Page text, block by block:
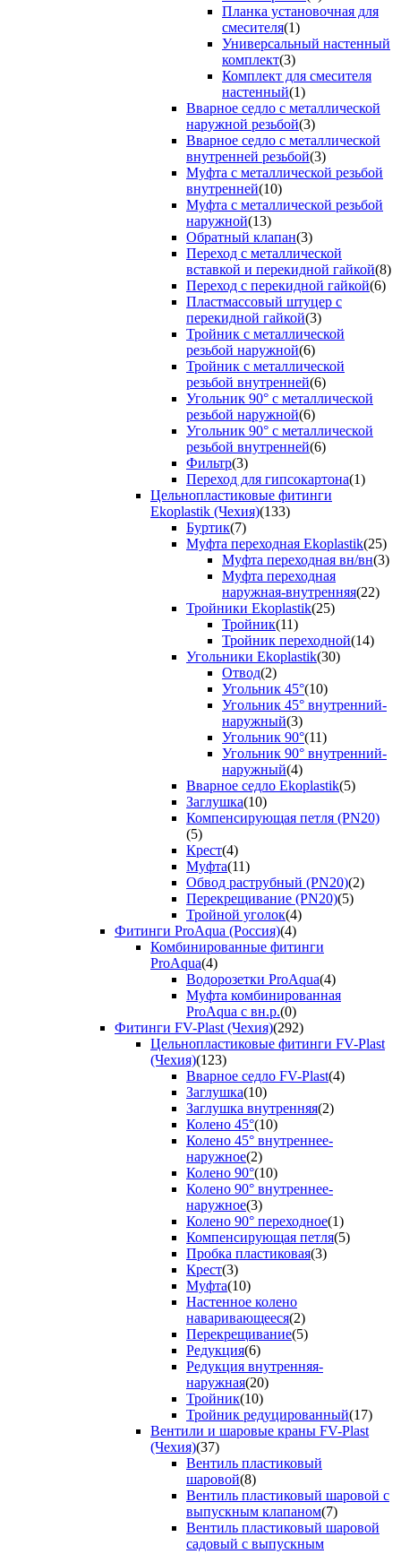
Планка установочная для
смесителя(1)
Универсальный настенный
комплект(3)
Комплект для смесителя
настенный(1)
Вварное седло с металлической
наружной резьбой(3)
Вварное седло с металлической
внутренней резьбой(3)
Муфта с металлической резьбой
внутренней(10)
Муфта с металлической резьбой
наружной(13)
Обратный клапан(3)
Переход с металлической
вставкой и перекидной гайкой(8)
Переход с перекидной гайкой(6)
Пластмассовый штуцер с
перекидной гайкой(3)
Тройник с металлической
резьбой наружной(6)
Тройник с металлической
резьбой внутренней(6)
Угольник 90° с металлической
резьбой наружной(6)
Угольник 90° с металлической
резьбой внутренней(6)
Фильтр(3)
Переход для гипсокартона(1)
Цельнопластиковые фитинги
Ekoplastik (Чехия)(133)
Буртик(7)
Муфта переходная Ekoplastik(25)
Муфта переходная вн/вн(3)
Муфта переходная
наружная-внутренняя(22)
Тройники Ekoplastik(25)
Тройник(11)
Тройник переходной(14)
Угольники Ekoplastik(30)
Отвод(2)
Угольник 45°(10)
Угольник 45° внутренний-
наружный(3)
Угольник 90°(11)
Угольник 90° внутренний-
наружный(4)
Вварное седло Ekoplastik(5)
Заглушка(10)
Компенсирующая петля (PN20)
(5)
Крест(4)
Муфта(11)
Обвод раструбный (PN20)(2)
Перекрещивание (PN20)(5)
Тройной уголок(4)
Фитинги ProAqua (Россия)(4)
Комбинированные фитинги
ProAqua(4)
Водорозетки ProAqua(4)
Муфта комбинированная
ProAqua с вн.р.(0)
Фитинги FV-Plast (Чехия)(292)
Цельнопластиковые фитинги FV-Plast
(Чехия)(123)
Вварное седло FV-Plast(4)
Заглушка(10)
Заглушка внутренняя(2)
Колено 45°(10)
Колено 45° внутреннее-
наружное(2)
Колено 90°(10)
Колено 90° внутреннее-
наружное(3)
Колено 90° переходное(1)
Компенсирующая петля(5)
Пробка пластиковая(3)
Крест(3)
Муфта(10)
Настенное колено
наваривающееся(2)
Перекрещивание(5)
Редукция(6)
Редукция внутренняя-
наружная(20)
Тройник(10)
Тройник редуцированный(17)
Вентили и шаровые краны FV-Plast
(Чехия)(37)
Вентиль пластиковый
шаровой(8)
Вентиль пластиковый шаровой с
выпускным клапаном(7)
Вентиль пластиковый шаровой
садовый с выпускным